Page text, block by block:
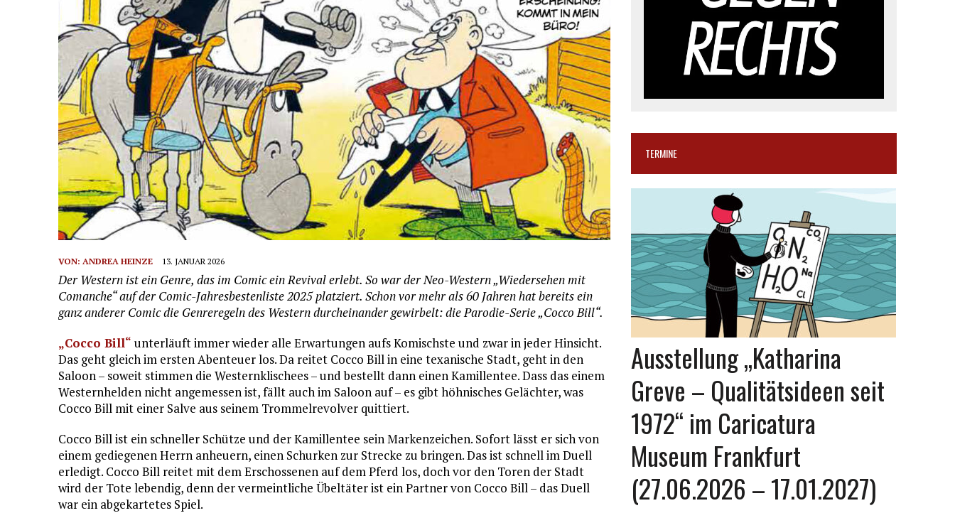
VON: ANDREA HEINZE 13. JANUAR 2026
Der Western ist ein Genre, das im Comic ein Revival erlebt. So war der Neo-Western „Wiedersehen mit
Comanche“ auf der Comic-Jahresbestenliste 2025 platziert. Schon vor mehr als 60 Jahren hat bereits ein
ganz anderer Comic die Genreregeln des Western durcheinander gewirbelt: die Parodie-Serie „Cocco Bill“.
„Cocco Bill“ unterläuft immer wieder alle Erwartungen aufs Komischste und zwar in jeder Hinsicht.
Das geht gleich im ersten Abenteuer los. Da reitet Cocco Bill in eine texanische Stadt, geht in den
Saloon – soweit stimmen die Westernklischees – und bestellt dann einen Kamillentee. Dass das einem
Westernhelden nicht angemessen ist, fällt auch im Saloon auf – es gibt höhnisches Gelächter, was
Cocco Bill mit einer Salve aus seinem Trommelrevolver quittiert.
Cocco Bill ist ein schneller Schütze und der Kamillentee sein Markenzeichen. Sofort lässt er sich von
einem gediegenen Herrn anheuern, einen Schurken zur Strecke zu bringen. Das ist schnell im Duell
erledigt. Cocco Bill reitet mit dem Erschossenen auf dem Pferd los, doch vor den Toren der Stadt
wird der Tote lebendig, denn der vermeintliche Übeltäter ist ein Partner von Cocco Bill – das Duell
war ein abgekartetes Spiel.
TERMINE
Ausstellung „Katharina
Greve – Qualitätsideen seit
1972“ im Caricatura
Museum Frankfurt
(27.06.2026 – 17.01.2027)